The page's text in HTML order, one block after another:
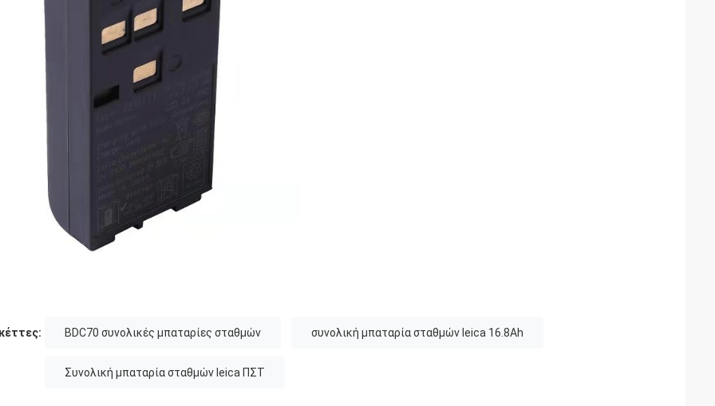
BDC70 συνολικές μπαταρίες σταθμών συνολική μπαταρία σταθμών leica 16.8Ah
Συνολική μπαταρία σταθμών leica ΠΣΤ